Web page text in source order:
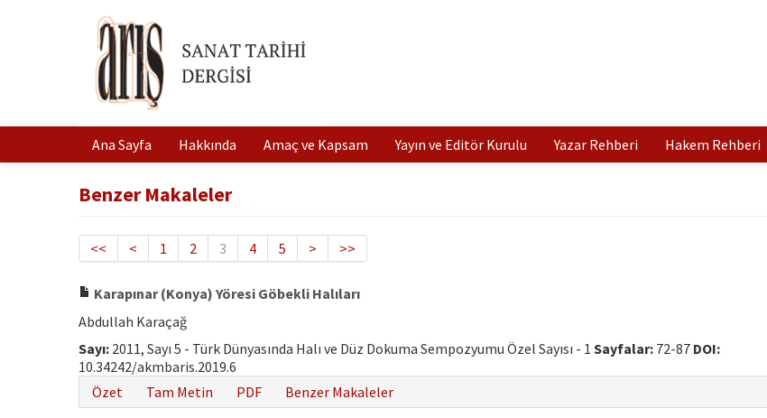
Ana Sayfa Hakkında Amaç ve Kapsam Yayın ve Editör Kurulu Yazar Rehberi Hakem Rehberi
Benzer Makaleler
<< < 1 2 3 4 5 > >>
Karapınar (Konya) Yöresi Göbekli Halıları
Abdullah Karaçağ
Sayı: 2011, Sayı 5 - Türk Dünyasında Halı ve Düz Dokuma Sempozyumu Özel Sayısı - 1 Sayfalar: 72-87 DOI:
10.34242/akmbaris.2019.6
Özet Tam Metin PDF Benzer Makaleler